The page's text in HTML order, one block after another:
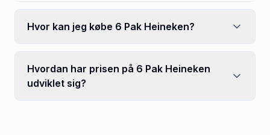
Hvor kan jeg købe 6 Pak Heineken?
Hvordan har prisen på 6 Pak Heineken
udviklet sig?